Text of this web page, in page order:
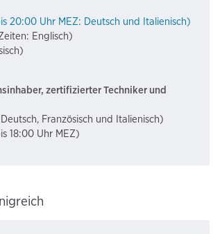
20:00 Uhr MEZ: Deutsch und Italienisch)
Englisch)
zertifizierter Techniker und
Französisch und Italienisch)
18:00 Uhr MEZ)